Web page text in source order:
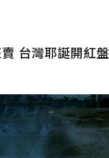
台灣耶誕開紅盤